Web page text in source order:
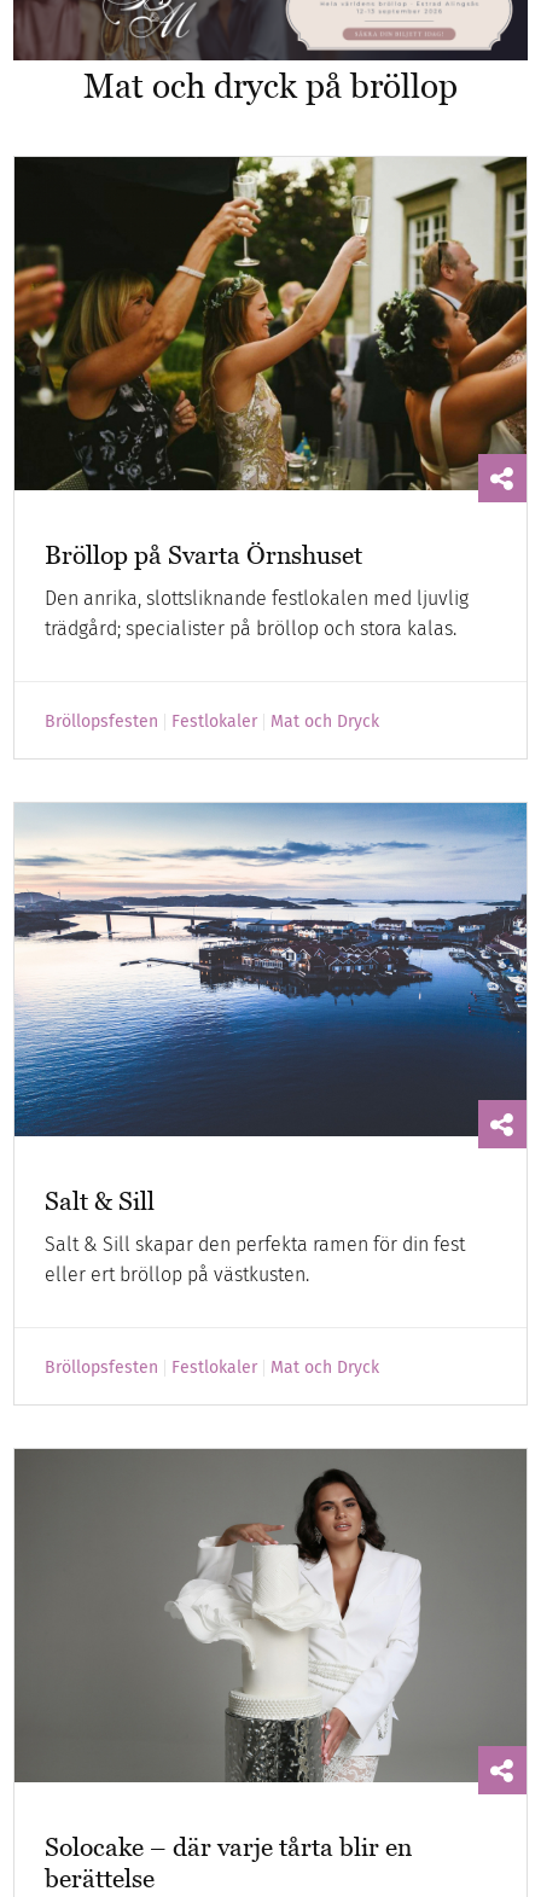
Mat och dryck på bröllop
Bröllop på Svarta Örnshuset
Den anrika, slottsliknande festlokalen med ljuvlig
trädgård; specialister på bröllop och stora kalas.
Bröllopsfesten Festlokaler Mat och Dryck
Salt & Sill
Salt & Sill skapar den perfekta ramen för din fest
eller ert bröllop på västkusten.
Bröllopsfesten Festlokaler Mat och Dryck
Solocake – där varje tårta blir en
berättelse